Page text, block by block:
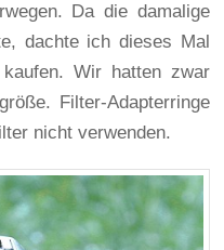
Da die damalige
dachte ich dieses Mal
Wir hatten zwar
Filter-Adapterringe
nicht verwenden.